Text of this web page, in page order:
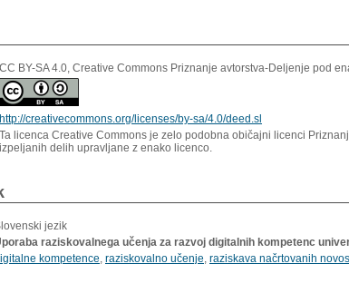
CC BY-SA 4.0, Creative Commons Priznanje avtorstva-Deljenje pod
http://creativecommons.org/licenses/by-sa/4.0/deed.sl
Ta licenca Creative Commons je zelo podobna običajni licenci
izpeljanih delih upravljane z enako licenco.
jezik
raziskovalnega učenja za razvoj digitalnih kompetenc
kompetence, raziskovalno učenje, raziskava načrtovanih